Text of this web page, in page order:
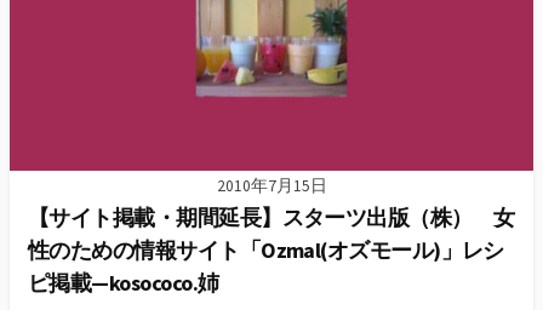
2010年7月15日
【サイト掲載・期間延長】スターツ出版（株） 女
性のための情報サイト「Ozmal(オズモール)」レシ
ピ掲載—kosococo.姉